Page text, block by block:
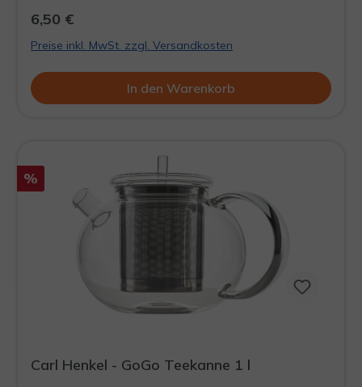
6,50 €
Preise inkl. MwSt. zzgl. Versandkosten
In den Warenkorb
%
Carl Henkel - GoGo Teekanne 1 l